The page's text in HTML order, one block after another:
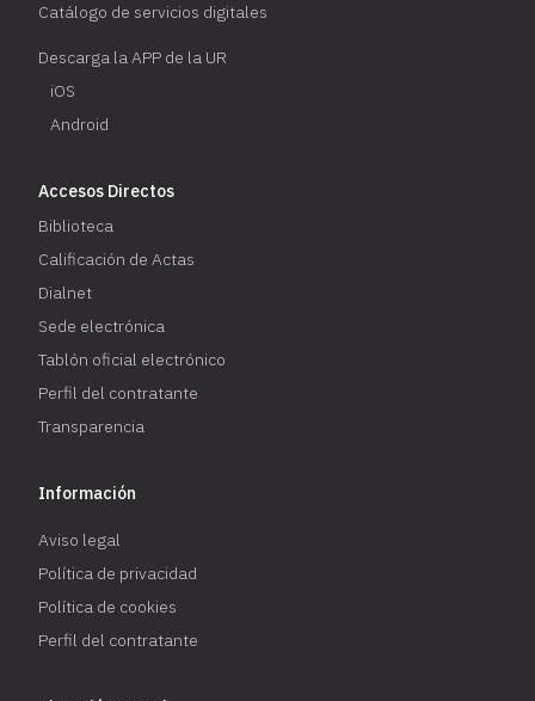
Catálogo de servicios digitales
Descarga la APP de la UR
iOS
Android
Accesos Directos
Biblioteca
Calificación de Actas
Dialnet
Sede electrónica
Tablón oficial electrónico
Perfil del contratante
Transparencia
Información
Aviso legal
Política de privacidad
Política de cookies
Perfil del contratante